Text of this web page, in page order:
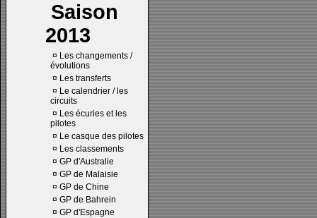
Saison
2013
¤ Les changements /
évolutions
¤ Les transferts
¤ Le calendrier / les
circuits
¤ Les écuries et les
pilotes
¤ Le casque des pilotes
¤ Les classements
¤ GP d'Australie
¤ GP de Malaisie
¤ GP de Chine
¤ GP de Bahrein
¤ GP d'Espagne